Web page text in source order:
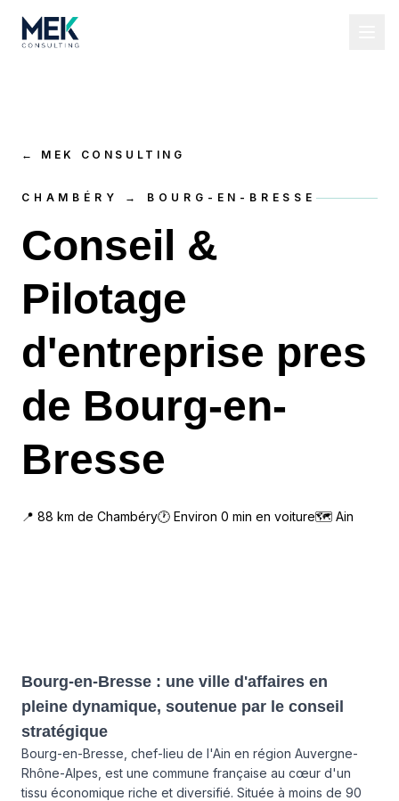
← MEK CONSULTING
CHAMBÉRY → BOURG-EN-BRESSE
Conseil &
Pilotage
d'entreprise pres
de Bourg-en-
Bresse
📍 88 km de Chambéry🕐 Environ 0 min en voiture🗺 Ain
Bourg-en-Bresse : une ville d'affaires en
pleine dynamique, soutenue par le conseil
stratégique
Bourg-en-Bresse, chef-lieu de l'Ain en région Auvergne-
Rhône-Alpes, est une commune française au cœur d'un
tissu économique riche et diversifié. Située à moins de 90